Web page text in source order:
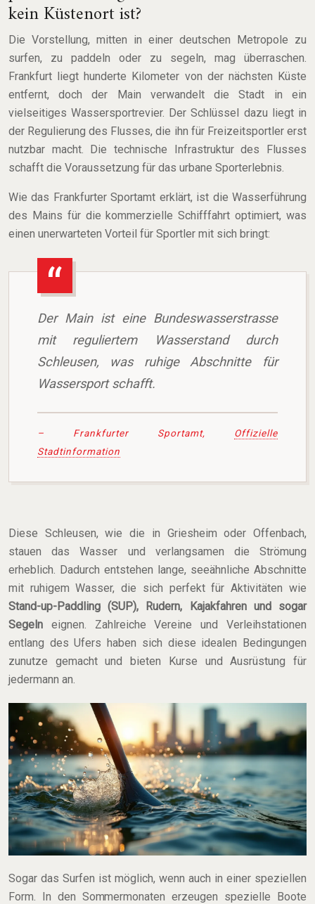
kein Küstenort ist?
Die Vorstellung, mitten in einer deutschen Metropole zu
surfen, zu paddeln oder zu segeln, mag überraschen.
Frankfurt liegt hunderte Kilometer von der nächsten Küste
entfernt, doch der Main verwandelt die Stadt in ein
vielseitiges Wassersportrevier. Der Schlüssel dazu liegt in
der Regulierung des Flusses, die ihn für Freizeitsportler erst
nutzbar macht. Die technische Infrastruktur des Flusses
schafft die Voraussetzung für das urbane Sporterlebnis.
Wie das Frankfurter Sportamt erklärt, ist die Wasserführung
des Mains für die kommerzielle Schifffahrt optimiert, was
einen unerwarteten Vorteil für Sportler mit sich bringt:
Der Main ist eine Bundeswasserstrasse
mit reguliertem Wasserstand durch
Schleusen, was ruhige Abschnitte für
Wassersport schafft.
– Frankfurter Sportamt, Offizielle
Stadtinformation
Diese Schleusen, wie die in Griesheim oder Offenbach,
stauen das Wasser und verlangsamen die Strömung
erheblich. Dadurch entstehen lange, seeähnliche Abschnitte
mit ruhigem Wasser, die sich perfekt für Aktivitäten wie
Stand-up-Paddling (SUP), Rudern, Kajakfahren und sogar
Segeln eignen. Zahlreiche Vereine und Verleihstationen
entlang des Ufers haben sich diese idealen Bedingungen
zunutze gemacht und bieten Kurse und Ausrüstung für
jedermann an.
Sogar das Surfen ist möglich, wenn auch in einer speziellen
Form. In den Sommermonaten erzeugen spezielle Boote